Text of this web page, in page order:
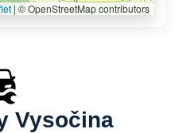
| © OpenStreetMap contributors
Vysočina